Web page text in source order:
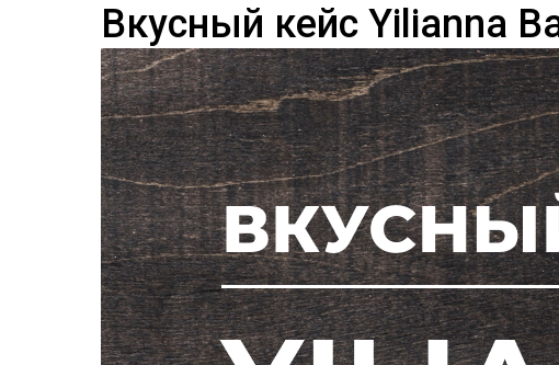
Вкусный кейс Yilianna